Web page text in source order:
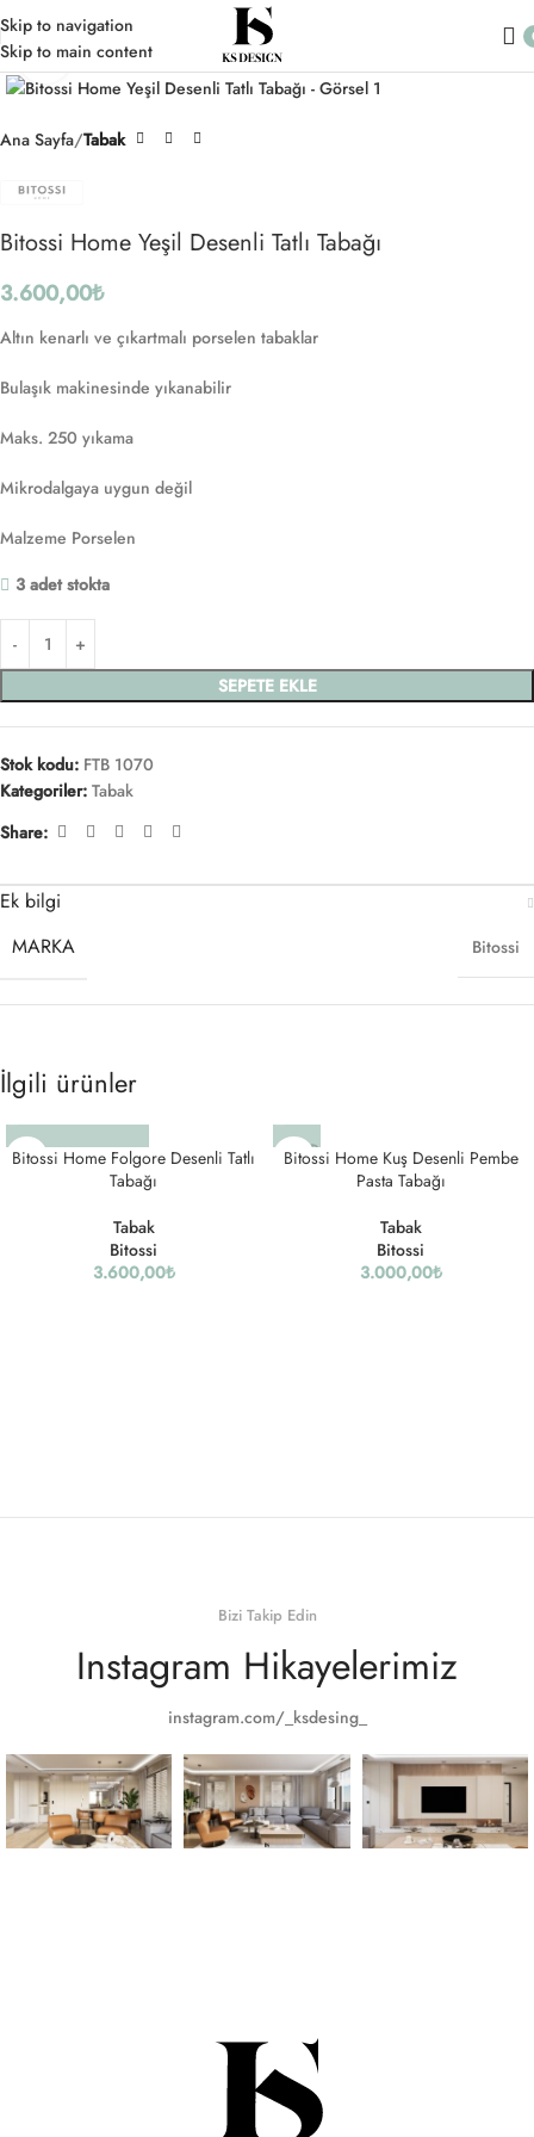
Skip to navigation
Skip to main content
Click to enlarge
Ana Sayfa Tabak
Bitossi Home Yeşil Desenli Tatlı Tabağı
3.600,00₺
Altın kenarlı ve çıkartmalı porselen tabaklar
Bulaşık makinesinde yıkanabilir
Maks. 250 yıkama
Mikrodalgaya uygun değil
Malzeme Porselen
3 adet stokta
SEPETE EKLE
Stok kodu: FTB 1070
Kategoriler: Tabak
Share:
Ek bilgi
MARKA
Bitossi
İlgili ürünler
Bitossi Home Folgore Desenli Tatlı
Tabağı
Tabak
Bitossi
3.600,00₺
SOLD
OUT
Bitossi Home Kuş Desenli Pembe
Pasta Tabağı
Tabak
Bitossi
3.000,00₺
Bizi Takip Edin
Instagram Hikayelerimiz
instagram.com/_ksdesing_